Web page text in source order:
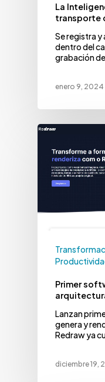
La
transporte
Se registra y
dentro del
grabación
enero 9, 2024
Primer
Lanzan
genera y
Redraw ya
diciembre 19,